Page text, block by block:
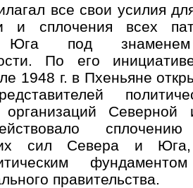
все свои усилия
и сплочения всех
под знаменем
По его
1948 г. в Пхеньяне
организаций
сплочению
сил Севера и
правительства.